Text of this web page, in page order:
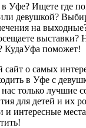
Уфе? Ищете где
девушкой?
на
выставки?
КудаУфа поможет!
о самых
в Уфе с
только лучшие
для детей и их
и интересные